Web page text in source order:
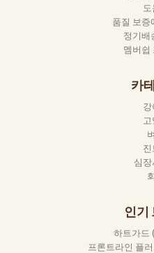
품질 보증
정기배
멤버쉽
카
강
진
심
인기
하트가드
프론트라인 플